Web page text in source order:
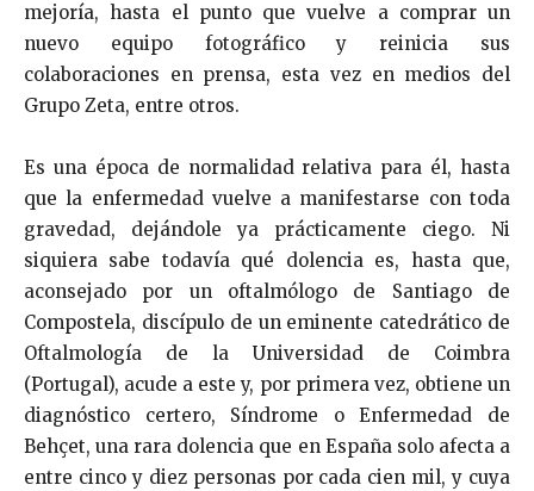
mejoría, hasta el punto que vuelve a comprar un
nuevo equipo fotográfico y reinicia sus
colaboraciones en prensa, esta vez en medios del
Grupo Zeta, entre otros.
Es una época de normalidad relativa para él, hasta
que la enfermedad vuelve a manifestarse con toda
gravedad, dejándole ya prácticamente ciego. Ni
siquiera sabe todavía qué dolencia es, hasta que,
aconsejado por un oftalmólogo de Santiago de
Compostela, discípulo de un eminente catedrático de
Oftalmología de la Universidad de Coimbra
(Portugal), acude a este y, por primera vez, obtiene un
diagnóstico certero, Síndrome o Enfermedad de
Behçet, una rara dolencia que en España solo afecta a
entre cinco y diez personas por cada cien mil, y cuya